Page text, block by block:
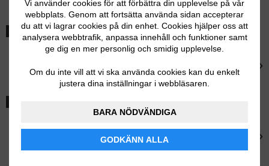
Vi använder cookies för att förbättra din upplevelse på vår
webbplats. Genom att fortsätta använda sidan accepterar
du att vi lagrar cookies på din enhet. Cookies hjälper oss att
analysera webbtrafik, anpassa innehåll och funktioner samt
ge dig en mer personlig och smidig upplevelse.
Om du inte vill att vi ska använda cookies kan du enkelt
justera dina inställningar i webbläsaren.
BARA NÖDVÄNDIGA
GODKÄNN ALLA
BÄSTA FÖR TORRT HÅR
Maria Nila Sheer Silver Shampoo ›
Ida Warg
Ida Warg Silver Shampoo ›